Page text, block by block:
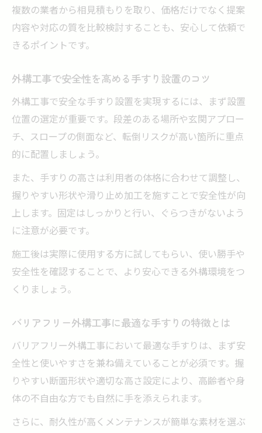
複数の業者から相見積もりを取り、価格だけでなく提案
内容や対応の質を比較検討することも、安心して依頼で
きるポイントです。
外構工事で安全性を高める手すり設置のコツ
外構工事で安全な手すり設置を実現するには、まず設置
位置の選定が重要です。段差のある場所や玄関アプロー
チ、スロープの側面など、転倒リスクが高い箇所に重点
的に配置しましょう。
また、手すりの高さは利用者の体格に合わせて調整し、
握りやすい形状や滑り止め加工を施すことで安全性が向
上します。固定はしっかりと行い、ぐらつきがないよう
に注意が必要です。
施工後は実際に使用する方に試してもらい、使い勝手や
安全性を確認することで、より安心できる外構環境をつ
くりましょう。
バリアフリー外構工事に最適な手すりの特徴とは
バリアフリー外構工事において最適な手すりは、まず安
全性と使いやすさを兼ね備えていることが必須です。握
りやすい断面形状や適切な高さ設定により、高齢者や身
体の不自由な方でも自然に手を添えられます。
さらに、耐久性が高くメンテナンスが簡単な素材を選ぶ